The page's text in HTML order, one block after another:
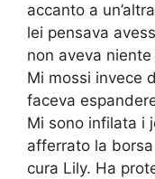
accanto a
lei pensava
non aveva
Mi mossi invece
faceva
Mi sono infilata i
afferrato la
cura Lily. Ha